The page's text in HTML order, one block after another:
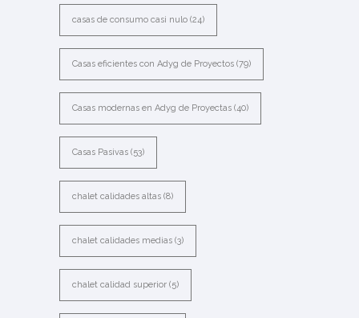
casas de consumo casi nulo (24)
Casas eficientes con Adyg de Proyectos (79)
Casas modernas en Adyg de Proyectas (40)
Casas Pasivas (53)
chalet calidades altas (8)
chalet calidades medias (3)
chalet calidad superior (5)